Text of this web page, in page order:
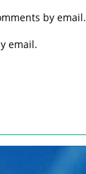
by email.
email.